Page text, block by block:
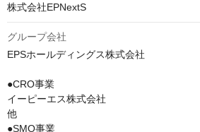
株式会社EPNextS
グループ会社
EPSホールディングス株式会社
●CRO事業
イーピーエス株式会社
他
●SMO事業